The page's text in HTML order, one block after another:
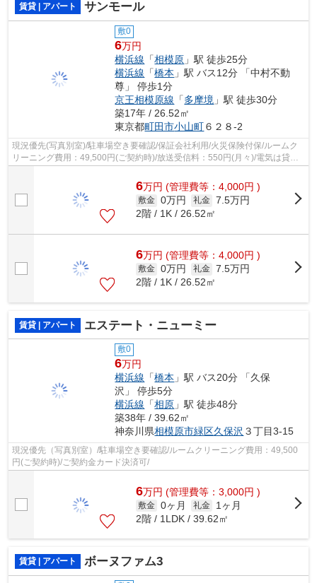
賃貸 | アパート サンモール
敷0
6万円
横浜線 「相模原 」駅 徒歩25分
横浜線 「橋本 」駅 バス12分 「中村不動
尊」 停歩1分
京王相模原線 「多摩境 」駅 徒歩30分
築17年 / 26.52㎡
東京都町田市小山町６２８-2
現況優先(写真別室)/駐車場空き要確認/保証会社利用/火災保険付保/ルームク
リーニング費用：49,500円(ご契約時)/放送受信料：550円(月々)/電気は貸主
より配給
6万円 (管理費等：4,000円 )
敷金 0万円 礼金 7.5万円
2階 / 1K / 26.52㎡
6万円 (管理費等：4,000円 )
敷金 0万円 礼金 7.5万円
2階 / 1K / 26.52㎡
賃貸 | アパート エステート・ニューミー
敷0
6万円
横浜線 「橋本 」駅 バス20分 「久保
沢」 停歩5分
横浜線 「相原 」駅 徒歩48分
築38年 / 39.62㎡
神奈川県相模原市緑区久保沢 ３丁目3-15
現況優先（写真別室）/駐車場空き要確認/ルームクリーニング費用：49,500
円(ご契約時)/ご契約金カード決済可/
6万円 (管理費等：3,000円 )
敷金 0ヶ月 礼金
1ヶ月
2階 / 1LDK / 39.62㎡
賃貸 | アパート ボーヌファム3